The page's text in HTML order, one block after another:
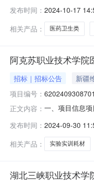
发布时间： 2024-10-17
相关产品：
医药卫生类
阿克苏职业技术学院
招标｜招标公告 新疆
项目编号：
正文内容： 一、项目信息
条的规定。二
发布时间： 2024-09-30
相关产品：
实验实训耗材
湖北三峡职业技术学